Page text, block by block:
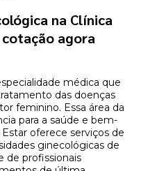
na Clínica
agora
médica que
das doenças
feminino. Essa área da
para a saúde e bem-
oferece serviços de
ginecológicas de
de profissionais